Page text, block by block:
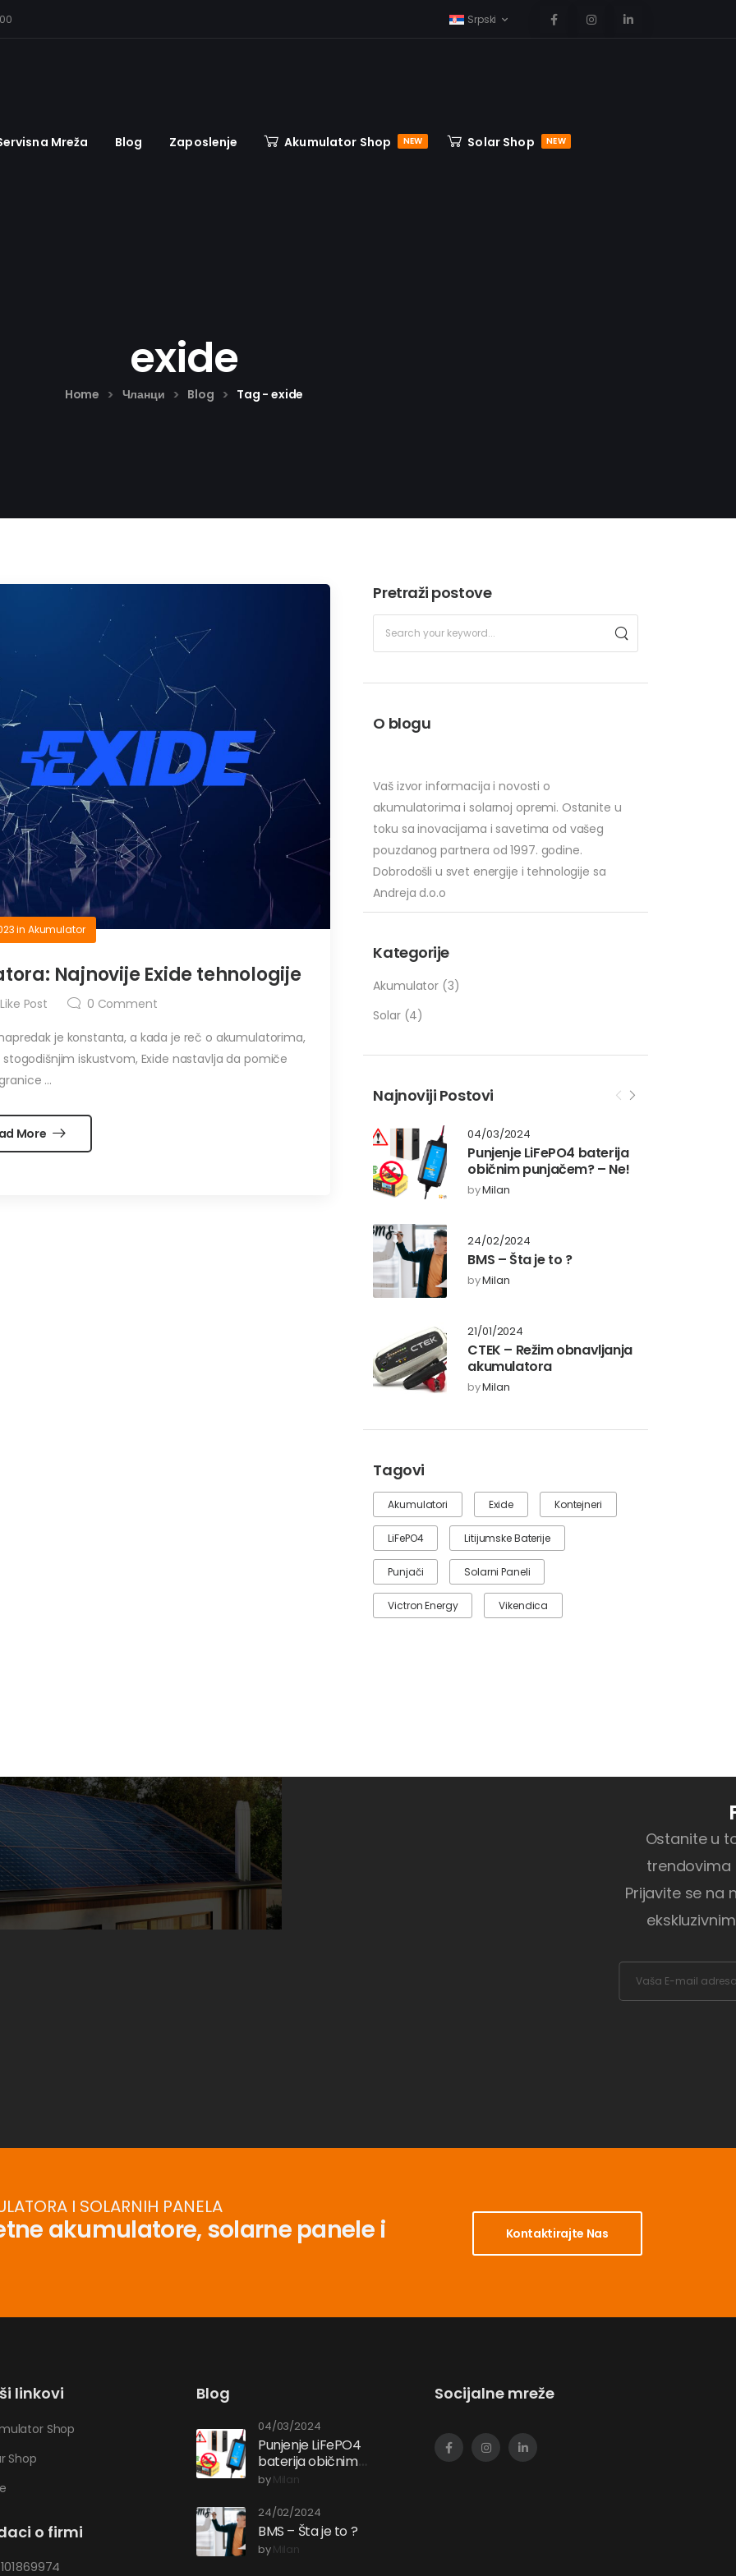
Srpski
Mreža Blog Zaposlenje Akumulator Shop NEW Solar Shop NEW
exide
Home > Чланци > Blog > Tag - exide
Pretraži postove
O blogu
Vaš izvor informacija i novosti o
akumulatorima i solarnoj opremi. Ostanite u
toku sa inovacijama i savetima od vašeg
pouzdanog partnera od 1997. godine.
Dobrodošli u svet energije i tehnologije sa
Andreja d.o.o
Kategorije
Akumulator (3)
Solar(4)
Najnoviji Postovi
04/03/2024
Punjenje LiFePO4 baterija
običnim punjačem? – Ne!
byMilan
24/02/2024
BMS – Šta je to ?
byMilan
21/01/2024
CTEK – Režim obnavljanja
akumulatora
byMilan
Tagovi
Akumulatori Exide Kontejneri
LiFePO4 Litijumske Baterije
Punjači Solarni Paneli
Victron Energy Vikendica
in Akumulator
Najnovije Exide tehnologije
Post 0 Comment
je konstanta, a kada je reč o akumulatorima,
iskustvom, Exide nastavlja da pomiče
...
More
Ostanite u
trendovima
Prijavite se na
I SOLARNIH PANELA
akumulatore, solarne panele i Kontaktirajte Nas
linkovi
Shop
Shop
o firmi
Blog
04/03/2024
Punjenje LiFePO4
baterija običnim
punjačem? – Ne!
byMilan
24/02/2024
BMS – Šta je to ?
byMilan
Socijalne mreže